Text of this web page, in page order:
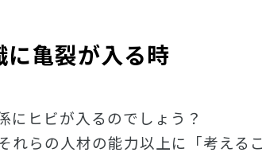
に亀裂が入る時
にヒビが入るのでしょう？
れらの人材の能力以上に「考える